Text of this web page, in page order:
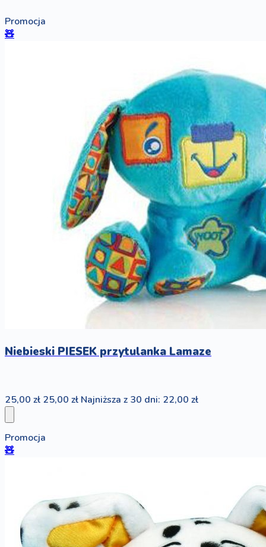
Promocja
🧸
Niebieski PIESEK przytulanka Lamaze
25,00 zł 25,00 zł Najniższa z 30 dni: 22,00 zł
Promocja
🧸